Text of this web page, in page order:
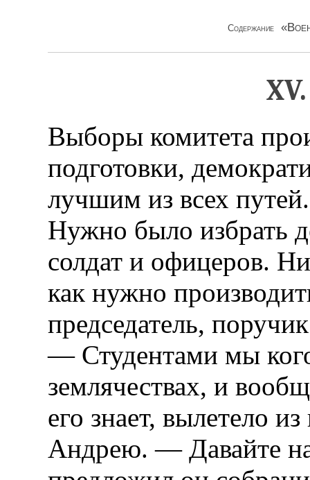
Содержание
Выборы комитета
подготовки,
лучшим из всех путей.
Нужно было избрать
солдат и офицеров.
как нужно
председатель,
— Студентами мы
землячествах, и
его знает, вылетело
Андрею. — Давайте